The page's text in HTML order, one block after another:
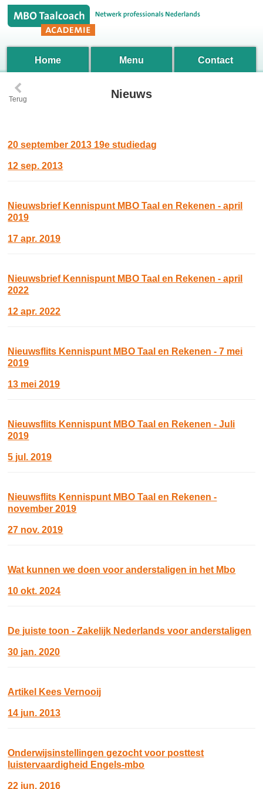
Home Menu Contact
‹
Terug Nieuws
20 september 2013 19e studiedag
12 sep. 2013
Nieuwsbrief Kennispunt MBO Taal en Rekenen - april
2019
17 apr. 2019
Nieuwsbrief Kennispunt MBO Taal en Rekenen - april
2022
12 apr. 2022
Nieuwsflits Kennispunt MBO Taal en Rekenen - 7 mei
2019
13 mei 2019
Nieuwsflits Kennispunt MBO Taal en Rekenen - Juli
2019
5 jul. 2019
Nieuwsflits Kennispunt MBO Taal en Rekenen -
november 2019
27 nov. 2019
Wat kunnen we doen voor anderstaligen in het Mbo
10 okt. 2024
De juiste toon - Zakelijk Nederlands voor anderstaligen
30 jan. 2020
Artikel Kees Vernooij
14 jun. 2013
Onderwijsinstellingen gezocht voor posttest
luistervaardigheid Engels-mbo
22 jun. 2016